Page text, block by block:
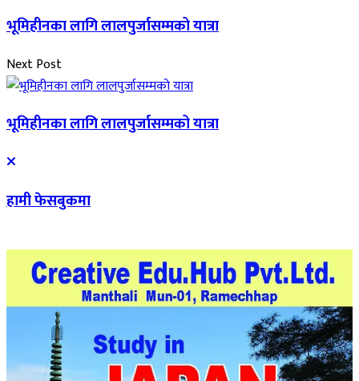
भूमिहीनका लागि लालपुर्जासम्मको यात्रा
Next Post
भूमिहीनका लागि लालपुर्जासम्मको यात्रा
हामी फेसबुकमा